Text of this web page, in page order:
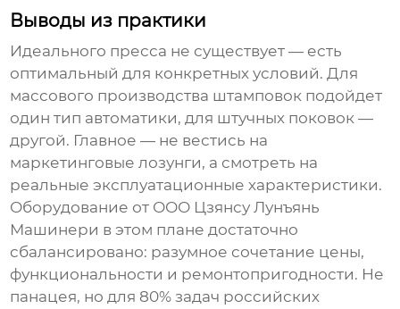
Выводы из практики
Идеального пресса не существует — есть
оптимальный для конкретных условий. Для
массового производства штамповок подойдет
один тип автоматики, для штучных поковок —
другой. Главное — не вестись на
маркетинговые лозунги, а смотреть на
реальные эксплуатационные характеристики.
Оборудование от ООО Цзянсу Лунъянь
Машинери в этом плане достаточно
сбалансировано: разумное сочетание цены,
функциональности и ремонтопригодности. Не
панацея, но для 80% задач российских